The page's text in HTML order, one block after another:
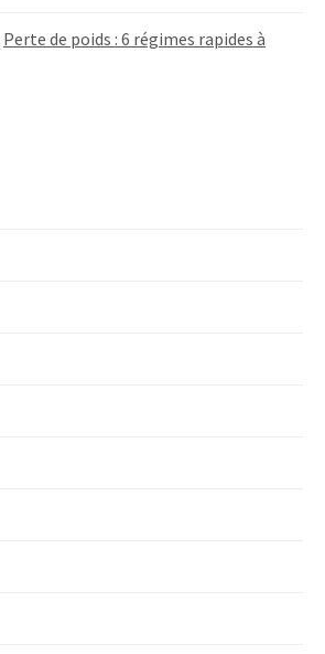
Perte de poids : 6 régimes rapides à